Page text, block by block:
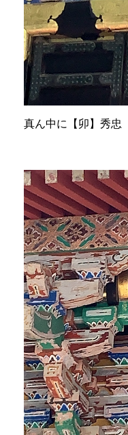
真ん中に【卯】秀